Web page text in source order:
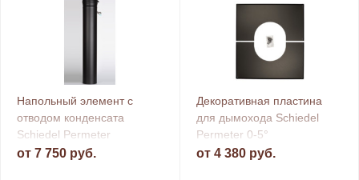
Напольный элемент с
отводом конденсата
Schiedel Permeter
от 7 750 руб.
Декоративная пластина
для дымохода Schiedel
Permeter 0-5°
от 4 380 руб.